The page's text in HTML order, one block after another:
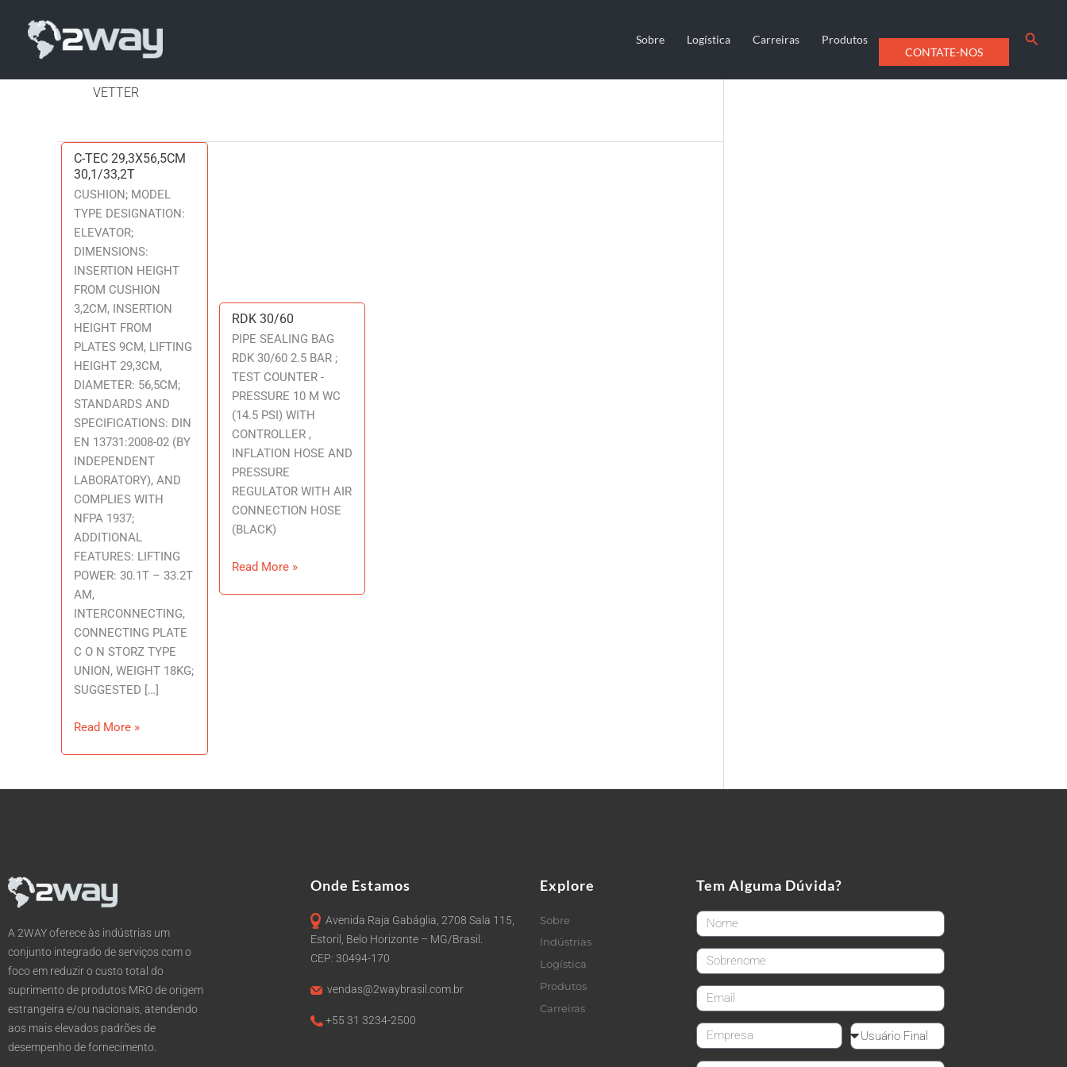
Sobre Logística Carreiras
Produtos
CONTATE-NOS
VETTER
C-TEC 29,3X56,5CM
30,1/33,2T
CUSHION; MODEL
TYPE DESIGNATION:
ELEVATOR;
DIMENSIONS:
INSERTION HEIGHT
FROM CUSHION
3,2CM, INSERTION
HEIGHT FROM
PLATES 9CM, LIFTING
HEIGHT 29,3CM,
DIAMETER: 56,5CM;
STANDARDS AND
SPECIFICATIONS: DIN
EN 13731:2008-02 (BY
INDEPENDENT
LABORATORY), AND
COMPLIES WITH
NFPA 1937;
ADDITIONAL
FEATURES: LIFTING
POWER: 30.1T – 33.2T
AM,
INTERCONNECTING,
CONNECTING PLATE
C O N STORZ TYPE
UNION, WEIGHT 18KG;
SUGGESTED […]
C-
TEC
29,3X56,5CM
30,1/33,2T
Read More »
RDK 30/60
PIPE SEALING BAG
RDK 30/60 2.5 BAR ;
TEST COUNTER -
PRESSURE 10 M WC
(14.5 PSI) WITH
CONTROLLER ,
INFLATION HOSE AND
PRESSURE
REGULATOR WITH AIR
CONNECTION HOSE
(BLACK)
RDK
30/60
Read More »
A 2WAY oferece às indústrias um
conjunto integrado de serviços com o
foco em reduzir o custo total do
suprimento de produtos MRO de origem
estrangeira e/ou nacionais, atendendo
aos mais elevados padrões de
desempenho de fornecimento.
Onde Estamos
Avenida Raja Gabáglia, 2708 Sala 115,
Estoril, Belo Horizonte – MG/Brasil.
CEP: 30494-170
vendas@2waybrasil.com.br
+55 31 3234-2500
Explore
Sobre
Indústrias
Logística
Produtos
Carreiras
Tem Alguma Dúvida?
FirstName
LastName
email
CompanyName Reseller